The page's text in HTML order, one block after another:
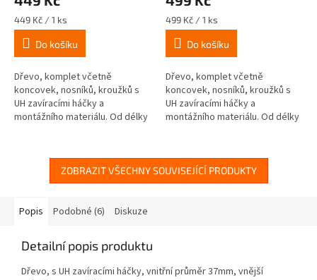
Měrná
cena:
449 Kč / 1 ks
Do košíku
Dřevo, komplet včetně
koncovek, nosníků, kroužků s
UH zavíracími háčky a
montážního materiálu. Od délky
Měrná
cena:
499 Kč / 1 ks
Do košíku
Dřevo, komplet včetně
koncovek, nosníků, kroužků s
UH zavíracími háčky a
montážního materiálu. Od délky
ZOBRAZIT VŠECHNY SOUVISEJÍCÍ PRODUKTY
Popis Podobné (6) Diskuze
Detailní popis produktu
Dřevo, s UH zavíracími háčky, vnitřní průměr 37mm, vnější